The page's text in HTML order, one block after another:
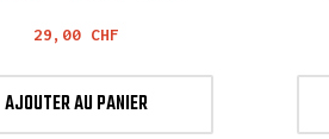
Prix
29,00 CHF
AJOUTER AU PANIER